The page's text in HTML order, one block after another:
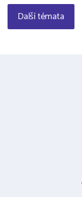
Další témata